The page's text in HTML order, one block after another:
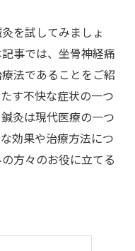
を試してみましょ
事では、坐骨神経痛
法であることをご紹
す不快な症状の一つ
灸は現代医療の一つ
効果や治療方法につ
方々のお役に立てる